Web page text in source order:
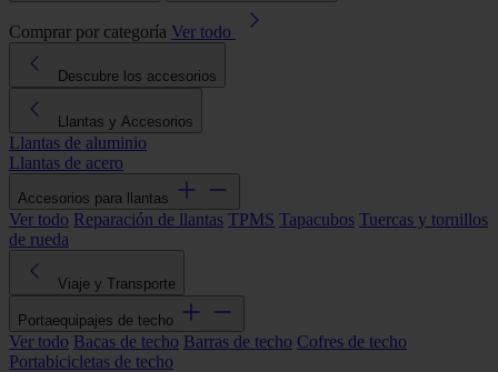
Comprar por categoría Ver todo
Descubre los accesorios
Llantas y Accesorios
Llantas de aluminio
Llantas de acero
Accesorios para llantas
Ver todo Reparación de llantas TPMS Tapacubos Tuercas y tornillos
de rueda
Viaje y Transporte
Portaequipajes de techo
Ver todo Bacas de techo Barras de techo Cofres de techo
Portabicicletas de techo